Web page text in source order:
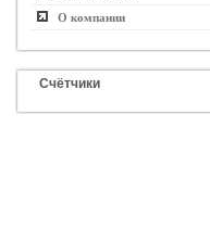
О компании
Счётчики